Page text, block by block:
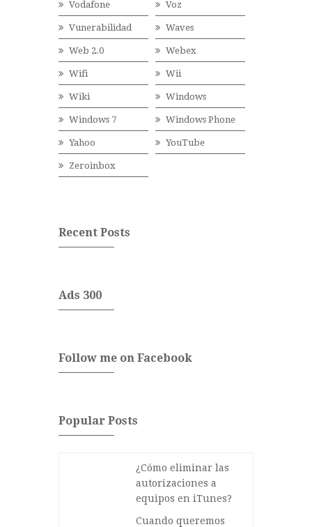
Vodafone Voz
Vunerabilidad Waves
Web 2.0 Webex
Wifi Wii
Wiki Windows
Windows 7 Windows Phone
Yahoo YouTube
Zeroinbox
Recent Posts
Ads 300
Follow me on Facebook
Popular Posts
¿Cómo eliminar las
autorizaciones a
equipos en iTunes?
Cuando queremos